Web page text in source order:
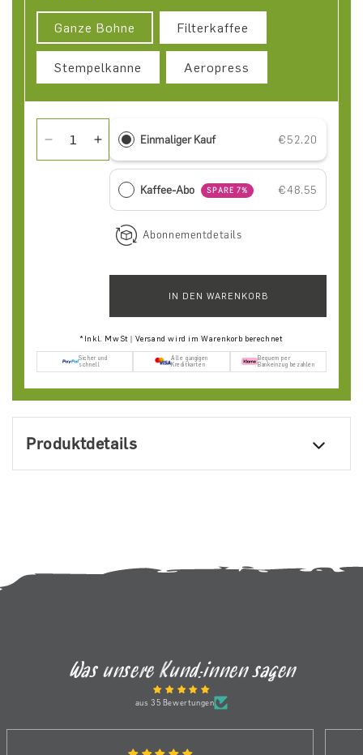
Ganze Bohne Filterkaffee
Stempelkanne Aeropress
Verringere die Menge für Entdecker-Paket Filter
Erhöhe die Menge für Entdecker-Paket
Einmaliger Kauf €52.20
Kaffee-Abo SPARE 7% €48.55
Abonnementdetails
IN DEN WARENKORB
*Inkl. MwSt | Versand wird im Warenkorb berechnet
Sicher und
schnell
Alle gängigen
Kreditkarten
Bequem per
Bankeinzug bezahlen
Produktdetails
Was unsere Kund:innen sagen
aus 35 Bewertungen